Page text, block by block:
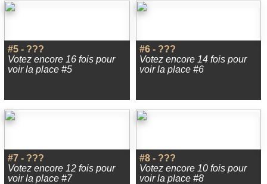
#5 - ???
Votez encore 16 fois pour
voir la place #5
#6 - ???
Votez encore 14 fois pour
voir la place #6
#7 - ???
Votez encore 12 fois pour
voir la place #7
#8 - ???
Votez encore 10 fois pour
voir la place #8